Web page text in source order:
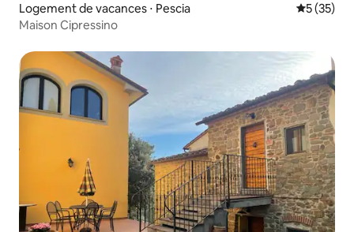
Logement de vacances ⋅ Pescia
5 (35)
Maison Cipressino